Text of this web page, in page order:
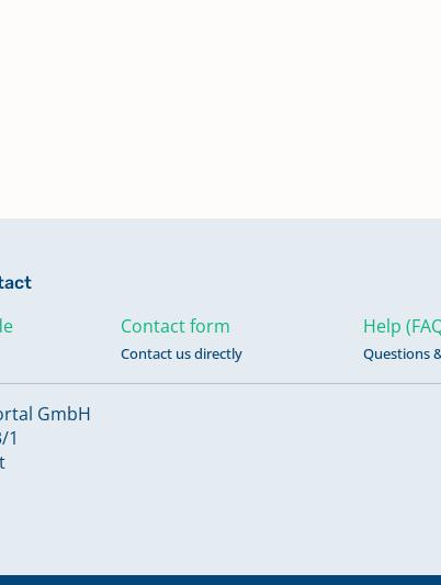
Contact form
Contact us directly
Help
Questions
GmbH
1